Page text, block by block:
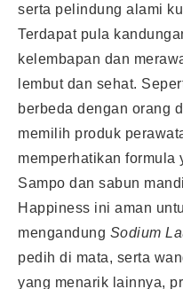
serta pelindung alami
Terdapat pula
kelembapan dan
lembut dan sehat.
berbeda dengan orang
memilih produk
memperhatikan formula
Sampo dan sabun
Happiness ini aman
mengandung Sodium
pedih di mata, serta
yang menarik lainnya,